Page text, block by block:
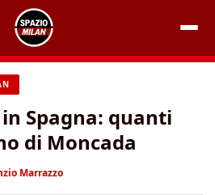
Spagna: quanti
di Moncada
Marrazzo